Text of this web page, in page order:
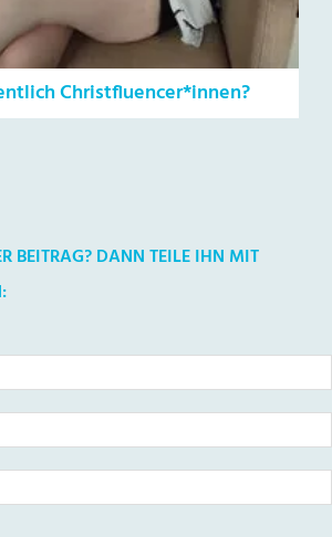
Christfluencer*innen?
BEITRAG? DANN TEILE IHN MIT